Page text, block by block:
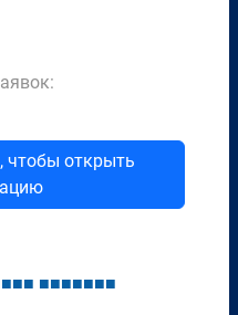
чтобы открыть
■■■ ■■■■■■■